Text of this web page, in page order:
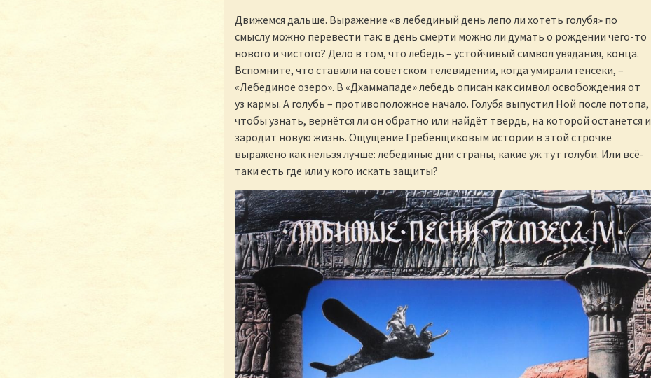
Движемся дальше. Выражение «в лебединый день лепо ли хотеть голубя» по
смыслу можно перевести так: в день смерти можно ли думать о рождении чего-то
нового и чистого? Дело в том, что лебедь – устойчивый символ увядания, конца.
Вспомните, что ставили на советском телевидении, когда умирали генсеки, –
«Лебединое озеро». В «Дхаммападе» лебедь описан как символ освобождения от
уз кармы. А голубь – противоположное начало. Голубя выпустил Ной после потопа,
чтобы узнать, вернётся ли он обратно или найдёт твердь, на которой останется и
зародит новую жизнь. Ощущение Гребенщиковым истории в этой строчке
выражено как нельзя лучше: лебединые дни страны, какие уж тут голуби. Или всё-
таки есть где или у кого искать защиты?